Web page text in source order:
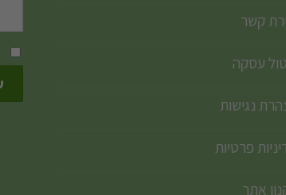
קשר
עסקה
נגישות
פרטיות
אתר